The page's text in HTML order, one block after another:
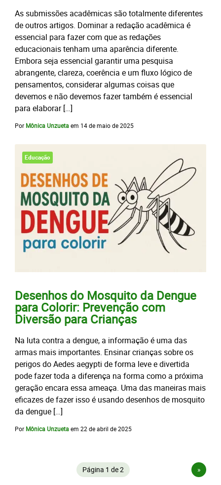
As submissões acadêmicas são totalmente diferentes
de outros artigos. Dominar a redação acadêmica é
essencial para fazer com que as redações
educacionais tenham uma aparência diferente.
Embora seja essencial garantir uma pesquisa
abrangente, clareza, coerência e um fluxo lógico de
pensamentos, considerar algumas coisas que
devemos e não devemos fazer também é essencial
para elaborar […]
Por Mônica Unzuetaem 14 de maio de 2025
Educação
Desenhos do Mosquito da Dengue
para Colorir: Prevenção com
Diversão para Crianças
Na luta contra a dengue, a informação é uma das
armas mais importantes. Ensinar crianças sobre os
perigos do Aedes aegypti de forma leve e divertida
pode fazer toda a diferença na forma como a próxima
geração encara essa ameaça. Uma das maneiras mais
eficazes de fazer isso é usando desenhos de mosquito
da dengue […]
Por Mônica Unzuetaem 22 de abril de 2025
Página 1 de 2 »